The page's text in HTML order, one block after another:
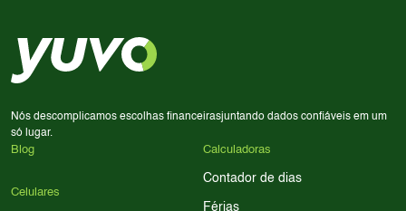
Nós descomplicamos escolhas financeirasjuntando dados confiáveis em um
só lugar.
Blog
Celulares
Calculadoras
Contador de dias
Férias